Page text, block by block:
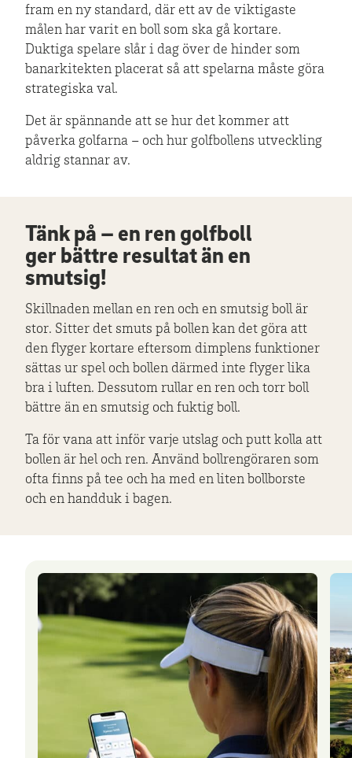
fram en ny standard, där ett av de viktigaste
målen har varit en boll som ska gå kortare.
Duktiga spelare slår i dag över de hinder som
banarkitekten placerat så att spelarna måste göra
strategiska val.
Det är spännande att se hur det kommer att
påverka golfarna – och hur golfbollens utveckling
aldrig stannar av.
Tänk på – en ren golfboll
ger bättre resultat än en
smutsig!
Skillnaden mellan en ren och en smutsig boll är
stor. Sitter det smuts på bollen kan det göra att
den flyger kortare eftersom dimplens funktioner
sättas ur spel och bollen därmed inte flyger lika
bra i luften. Dessutom rullar en ren och torr boll
bättre än en smutsig och fuktig boll.
Ta för vana att inför varje utslag och putt kolla att
bollen är hel och ren. Använd bollrengöraren som
ofta finns på tee och ha med en liten bollborste
och en handduk i bagen.